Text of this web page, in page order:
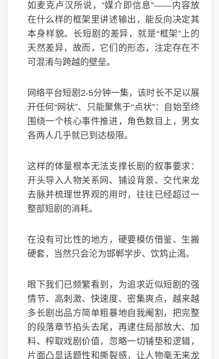
如麦克卢汉所说，“媒介即信息”——内容放
在什么样的框架里讲述输出，能反向决定其
本身样貌。长短剧的差异，就是“框架”上的
天然差异，故而，它们的形态，注定存在不
可混淆与跨越的壁垒。
网络平台短剧2-5分钟一集，该时长不足以展
开任何“网状”、只能聚焦于“点状”：自始至终
围绕一个核心事件推进，角色数目上，男女
各两人几乎就已到达极限。
这样的体量根本无法支撑长剧的叙事要求：
开头导入人物关系网、铺设背景、交代来龙
去脉并梳理世界观的用时，往往已经超过一
整部短剧的消耗。
在没有可比性的地方，硬要模仿借鉴、生搬
硬套，当然只会沦为邯郸学步、饮鸩止渴。
眼下我们已频繁看到，为追求近似短剧的强
情节、高刺激、快速度、密集爽点，越来越
多长剧出品方简单粗暴地自我阉割，把完整
的段落章节掐头去尾，再逮住局部放大、加
料、榨取戏剧价值，忽略一切铺垫和逻辑，
片面凸显话题性和撕裂感，让人物毫无来龙